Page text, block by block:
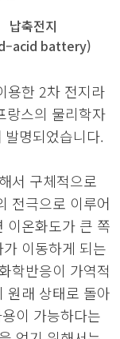
납축전지
battery)
용한 2차 전지라
랑스의 물리학자
명되었습니다.
서 구체적으로
전극으로 이루어
이온화도가 큰 쪽
이동하게 되는
학반응이 가역적
원래 상태로 돌아
이 가능하다는